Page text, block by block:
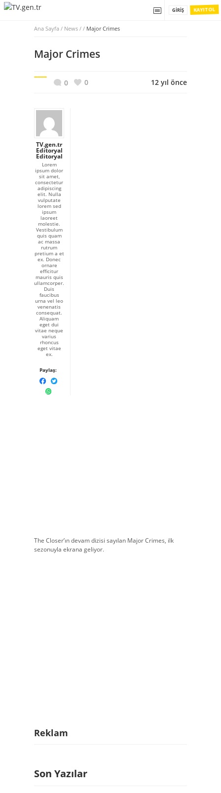
KAYIT OL
GIRIŞ
Ana Sayfa / News / / Major Crimes
Major Crimes
0 0 12 yıl önce
TV.gen.tr
Editoryal
Editoryal
Lorem
ipsum dolor
sit amet,
consectetur
adipiscing
elit. Nulla
vulputate
lorem sed
ipsum
laoreet
molestie.
Vestibulum
quis quam
ac massa
rutrum
pretium a et
ex. Donec
ornare
efficitur
mauris quis
ullamcorper.
Duis
faucibus
urna vel leo
venenatis
consequat.
Aliquam
eget dui
vitae neque
varius
rhoncus
eget vitae
ex.
Paylaş:
The Closer’ın devam dizisi sayılan Major Crimes, ilk
sezonuyla ekrana geliyor.
Reklam
Son Yazılar